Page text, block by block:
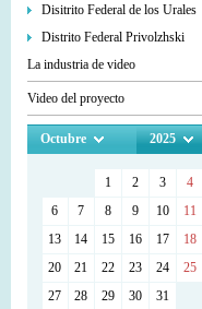
Disitrito Federal de los Urales
Distrito Federal Privolzhski
La industria de video
Video del proyecto
Octubre 2025
1 2 3 4
6
7 8 9 10 11
13
14 15 16 17 18
20
21 22 23 24 25
27
28 29 30 31